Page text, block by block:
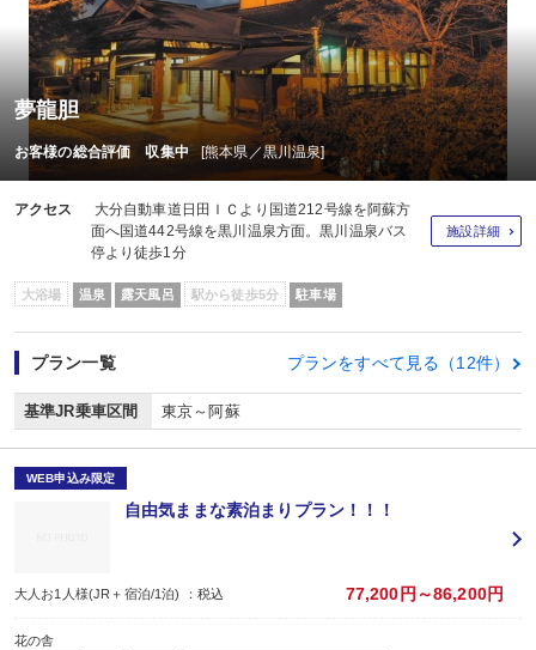
夢龍胆
お客様の総合評価 収集中 [熊本県／黒川温泉]
アクセス
大分自動車道日田ＩＣより国道212号線を阿蘇方
面へ国道442号線を黒川温泉方面。黒川温泉バス
停より徒歩1分
施設詳細
大浴場 温泉 露天風呂 駅から徒歩5分 駐車場
プラン一覧 プランをすべて見る（12件）
基準JR乗車区間 東京～阿蘇
WEB申込み限定
自由気ままな素泊まりプラン！！！
大人お1人様(JR＋宿泊/1泊) ：税込 77,200円～86,200円
花の舎